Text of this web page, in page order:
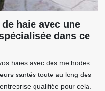
haie avec une
dans ce
haies avec des méthodes
santés toute au long des
qualifiée pour cela.